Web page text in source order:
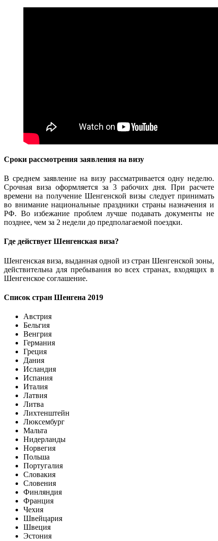
Сроки рассмотрения заявления на визу
В среднем заявление на визу рассматривается одну неделю.
Срочная виза оформляется за 3 рабочих дня. При расчете
времени на получение Шенгенской визы следует принимать
во внимание национальные праздники страны назначения и
РФ. Во избежание проблем лучше подавать документы не
позднее, чем за 2 недели до предполагаемой поездки.
Где действует Шенгенская виза?
Шенгенская виза, выданная одной из стран Шенгенской зоны,
действительна для пребывания во всех странах, входящих в
Шенгенское соглашение.
Список стран Шенгена 2019
Австрия
Бельгия
Венгрия
Германия
Греция
Дания
Исландия
Испания
Италия
Латвия
Литва
Лихтенштейн
Люксембург
Мальта
Нидерланды
Норвегия
Польша
Португалия
Словакия
Словения
Финляндия
Франция
Чехия
Швейцария
Швеция
Эстония